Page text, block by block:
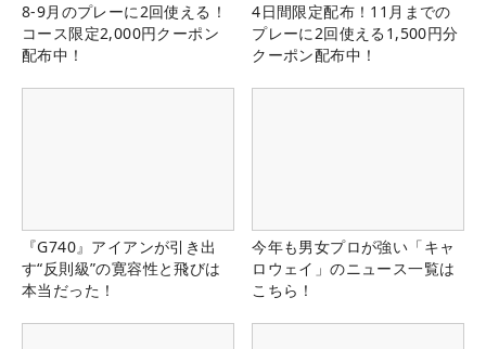
8-9月のプレーに2回使える！
コース限定2,000円クーポン
配布中！
4日間限定配布！11月までの
プレーに2回使える1,500円分
クーポン配布中！
『G740』アイアンが引き出
す“反則級”の寛容性と飛びは
本当だった！
今年も男女プロが強い「キャ
ロウェイ」のニュース一覧は
こちら！